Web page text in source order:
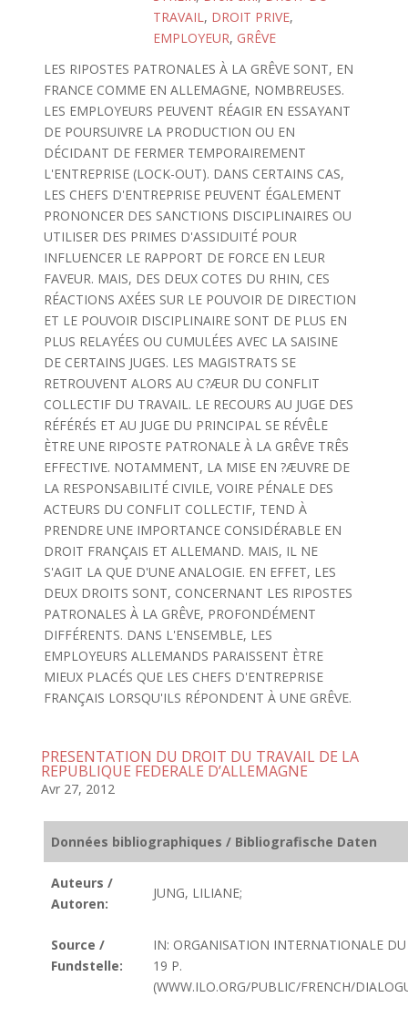
TRAVAIL, DROIT PRIVE,
EMPLOYEUR, GRÊVE
LES RIPOSTES PATRONALES À LA GRÊVE SONT, EN
FRANCE COMME EN ALLEMAGNE, NOMBREUSES.
LES EMPLOYEURS PEUVENT RÉAGIR EN ESSAYANT
DE POURSUIVRE LA PRODUCTION OU EN
DÉCIDANT DE FERMER TEMPORAIREMENT
L'ENTREPRISE (LOCK-OUT). DANS CERTAINS CAS,
LES CHEFS D'ENTREPRISE PEUVENT ÉGALEMENT
PRONONCER DES SANCTIONS DISCIPLINAIRES OU
UTILISER DES PRIMES D'ASSIDUITÉ POUR
INFLUENCER LE RAPPORT DE FORCE EN LEUR
FAVEUR. MAIS, DES DEUX COTES DU RHIN, CES
RÉACTIONS AXÉES SUR LE POUVOIR DE DIRECTION
ET LE POUVOIR DISCIPLINAIRE SONT DE PLUS EN
PLUS RELAYÉES OU CUMULÉES AVEC LA SAISINE
DE CERTAINS JUGES. LES MAGISTRATS SE
RETROUVENT ALORS AU C?ÆUR DU CONFLIT
COLLECTIF DU TRAVAIL. LE RECOURS AU JUGE DES
RÉFÉRÉS ET AU JUGE DU PRINCIPAL SE RÉVÊLE
ÈTRE UNE RIPOSTE PATRONALE À LA GRÊVE TRÊS
EFFECTIVE. NOTAMMENT, LA MISE EN ?ÆUVRE DE
LA RESPONSABILITÉ CIVILE, VOIRE PÉNALE DES
ACTEURS DU CONFLIT COLLECTIF, TEND À
PRENDRE UNE IMPORTANCE CONSIDÉRABLE EN
DROIT FRANÇAIS ET ALLEMAND. MAIS, IL NE
S'AGIT LA QUE D'UNE ANALOGIE. EN EFFET, LES
DEUX DROITS SONT, CONCERNANT LES RIPOSTES
PATRONALES À LA GRÊVE, PROFONDÉMENT
DIFFÉRENTS. DANS L'ENSEMBLE, LES
EMPLOYEURS ALLEMANDS PARAISSENT ÈTRE
MIEUX PLACÉS QUE LES CHEFS D'ENTREPRISE
FRANÇAIS LORSQU'ILS RÉPONDENT À UNE GRÊVE.
PRESENTATION DU DROIT DU TRAVAIL DE LA
REPUBLIQUE FEDERALE D’ALLEMAGNE
Avr 27, 2012
Données bibliographiques / Bibliografische Daten
Auteurs /
Autoren:
JUNG, LILIANE;
Source /
Fundstelle:
IN: ORGANISATION INTERNATIONALE
19 P.
(WWW.ILO.ORG/PUBLIC/FRENCH/